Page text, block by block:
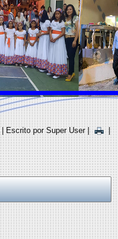
| Escrito por Super User|
|